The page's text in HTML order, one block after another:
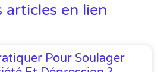
articles en lien
Pour Soulager